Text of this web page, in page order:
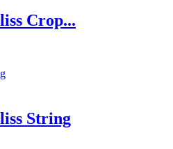
Crop...
String